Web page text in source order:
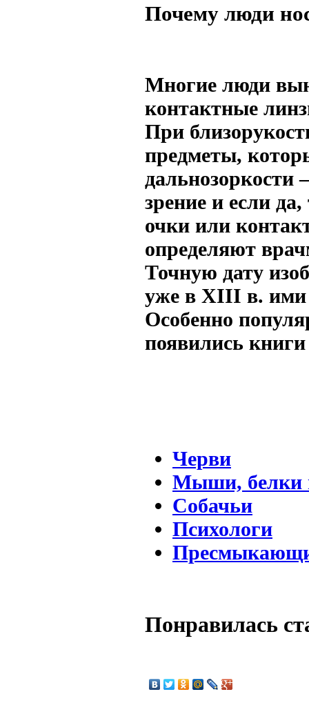
Почему люди
Многие люди
контактные
При
предметы,
дальнозоркости
зрение и если
очки или
определяют
Точную дату
уже в XIII в. ими
Особенно
появились
Черви
Мыши, белки
Собачьи
Психологи
Понравилась